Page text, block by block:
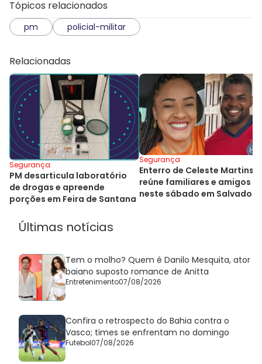
Tópicos relacionados
pm policial-militar
Relacionadas
Segurança
PM desarticula laboratório
de drogas e apreende
porções em Feira de Santana
Segurança
Enterro de Celeste Martins
reúne familiares e amigos
neste sábado em Salvador
Últimas notícias
Tem o molho? Quem é Danilo Mesquita, ator
baiano suposto romance de Anitta
Entretenimento07/08/2026
Confira o retrospecto do Bahia contra o
Vasco; times se enfrentam no domingo
Futebol07/08/2026